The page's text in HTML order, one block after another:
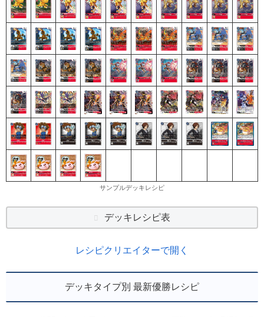
サンプルデッキレシピ
デッキレシピ表
レシピクリエイターで開く
デッキタイプ別 最新優勝レシピ